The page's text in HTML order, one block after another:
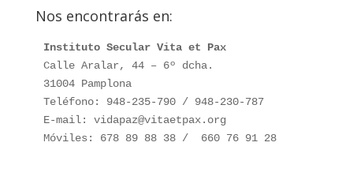
Nos encontrarás en:
Instituto Secular Vita et Pax
Calle Aralar, 44 – 6º dcha.
31004 Pamplona
Teléfono: 948-235-790 / 948-230-787
E-mail: vidapaz@vitaetpax.org
Móviles: 678 89 88 38 /  660 76 91 28